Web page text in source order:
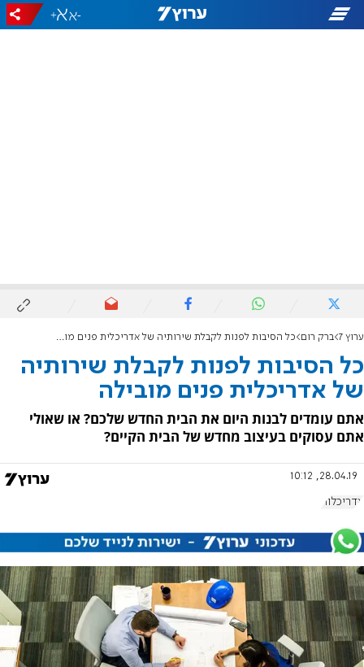
-
+
ערוץ 7 ברק רום כל הסיבות לפנות לקבלת שירותיה של אדריכלית פנים מובילה
כל הסיבות לפנות לקבלת שירותיה
של אדריכלית פנים מובילה
אתם עומדים לבנות היום את הבית החדש שלכם? או שאולי
אתם עסוקים בעיצוב מחדש של הבית הקיים?
28.04.19, 10:12
אדריכלות